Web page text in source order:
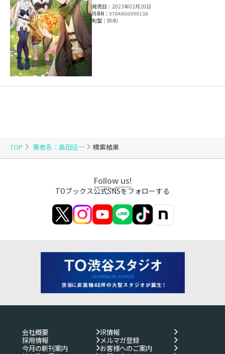
TOP 著者名：島田征一 検索結果
発売日：2023年03月20日
ISBN：9784866998138
判型： B6判
Follow us!
TOブックス公式SNSをフォローする
会社概要
IR情報
採用情報
メルマガ登録
今月の新刊案内
お客様へのご案内